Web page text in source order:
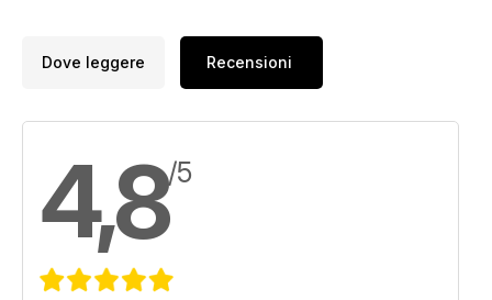
Dove leggere Recensioni
4,8/5